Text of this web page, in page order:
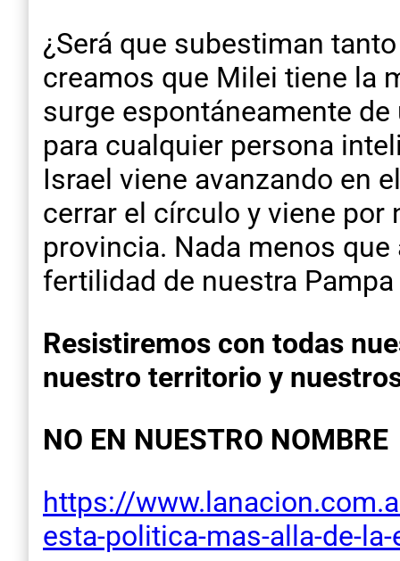
¿Será que subestiman
creamos que Milei tiene la
surge espontáneamente
para cualquier persona
Israel viene avanzando en
cerrar el círculo y viene por
provincia. Nada menos
fertilidad de nuestra
Resistiremos con todas
nuestro territorio y
NO EN NUESTRO NOMBRE
https://
esta-politica-mas-alla-de-